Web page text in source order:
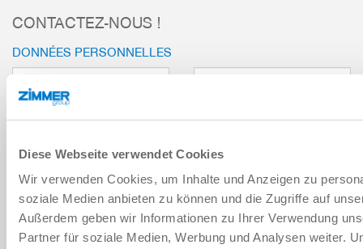
Diese Webseite verwendet Cookies
Wir verwenden Cookies, um Inhalte und Anzeigen zu
soziale Medien anbieten zu können und die Zugriffe auf
Außerdem geben wir Informationen zu Ihrer Verwendung
Partner für soziale Medien, Werbung und Analysen weiter.
CONTACTEZ-NOUS !
DONNÉES PERSONNELLES
SOCIÉTÉ
Société*
Rue *
Emplacement*